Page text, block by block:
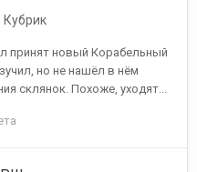
Кубрик
принят новый Корабельный
но не нашёл в нём
склянок. Похоже, уходят...